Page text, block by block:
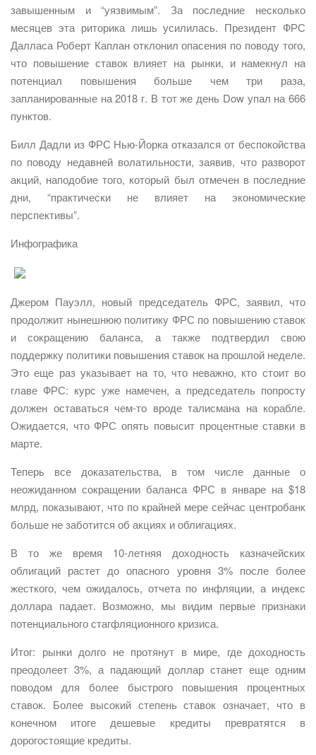
завышенным и “уязвимым”. За последние несколько
месяцев эта риторика лишь усилилась. Президент ФРС
Далласа Роберт Каплан отклонил опасения по поводу того,
что повышение ставок влияет на рынки, и намекнул на
потенциал повышения больше чем три раза,
запланированные на 2018 г. В тот же день Dow упал на 666
пунктов.
Билл Дадли из ФРС Нью-Йорка отказался от беспокойства
по поводу недавней волатильности, заявив, что разворот
акций, наподобие того, который был отмечен в последние
дни, “практически не влияет на экономические
перспективы”.
Инфографика
Джером Пауэлл, новый председатель ФРС, заявил, что
продолжит нынешнюю политику ФРС по повышению ставок
и сокращению баланса, а также подтвердил свою
поддержку политики повышения ставок на прошлой неделе.
Это еще раз указывает на то, что неважно, кто стоит во
главе ФРС: курс уже намечен, а председатель попросту
должен оставаться чем-то вроде талисмана на корабле.
Ожидается, что ФРС опять повысит процентные ставки в
марте.
Теперь все доказательства, в том числе данные о
неожиданном сокращении баланса ФРС в январе на $18
млрд, показывают, что по крайней мере сейчас центробанк
больше не заботится об акциях и облигациях.
В то же время 10-летняя доходность казначейских
облигаций растет до опасного уровня 3% после более
жесткого, чем ожидалось, отчета по инфляции, а индекс
доллара падает. Возможно, мы видим первые признаки
потенциального стагфляционного кризиса.
Итог: рынки долго не протянут в мире, где доходность
преодолеет 3%, а падающий доллар станет еще одним
поводом для более быстрого повышения процентных
ставок. Более высокий степень ставок означает, что в
конечном итоге дешевые кредиты превратятся в
дорогостоящие кредиты.